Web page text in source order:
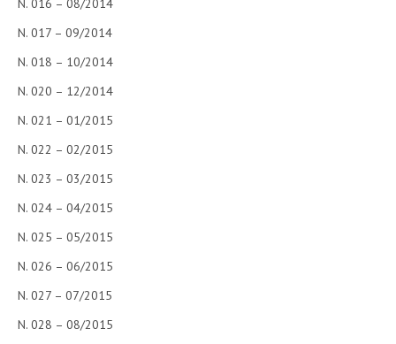
EUROPEA
COSTITUZIONALE
CIVILE
TRIBUTARIA
PENALE
ARCHIVIO EVENTI (FINO AL 2022)
CORSI ENTI TERZI
PUBBLICAZIONI
N. 016 – 08/2014
N. 017 – 09/2014
N. 018 – 10/2014
N. 020 – 12/2014
N. 021 – 01/2015
N. 022 – 02/2015
N. 023 – 03/2015
N. 024 – 04/2015
N. 025 – 05/2015
N. 026 – 06/2015
N. 027 – 07/2015
N. 028 – 08/2015